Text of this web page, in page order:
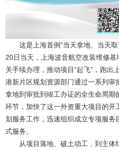
这是上海首例“当天拿地、当天
20日当天，上海波音航空改装维修
关手续办理，推动项目“起飞”，跑出
港新片区规划资源部门通过一系列审
拿地到审批到竣工办证的全生命周
环节，加快了这一外资重大项目的
划服务工作，迅速组织成立专项服
式服务。
从项目落地、破土动工，到主